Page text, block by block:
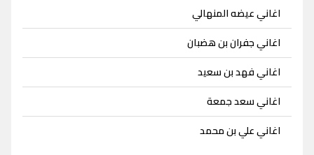
اغاني عيضه المنهالي
اغاني جفران بن هضبان
اغاني فهد بن سعيد
اغاني سعد جمعة
اغاني علي بن محمد